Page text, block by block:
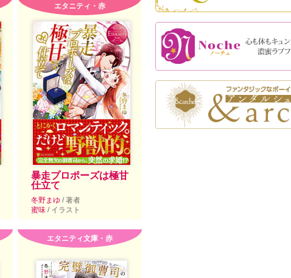
エタニティ・赤
暴走プロポーズは極甘
仕立て
冬野まゆ / 著者
蜜味 / イラスト
エタニティ文庫・赤